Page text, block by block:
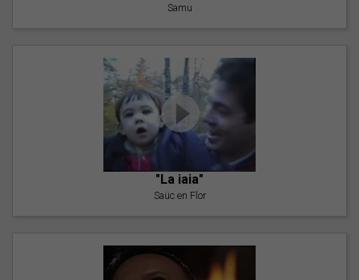
Samu
"La iaia"
Saüc en Flor